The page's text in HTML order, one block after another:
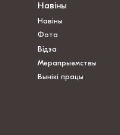
Навіны
Навіны
Фота
Відэа
Мерапрыемствы
Вынікі працы